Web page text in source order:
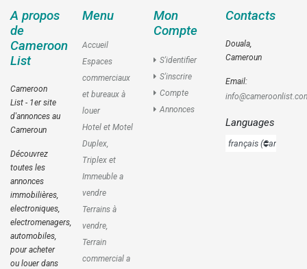
A propos
de
Cameroon
List
Cameroon
List - 1er site
d'annonces au
Cameroun
Découvrez
toutes les
annonces
immobilières,
electroniques,
electromenagers,
automobiles,
pour acheter
ou louer dans
Menu
Accueil
Espaces
commerciaux
et bureaux à
louer
Hotel et Motel
Duplex,
Triplex et
Immeuble a
vendre
Terrains à
vendre,
Terrain
commercial a
Mon
Compte
S'identifier
S'inscrire
Compte
Annonces
Contacts
Douala,
Cameroun
Email:
Languages